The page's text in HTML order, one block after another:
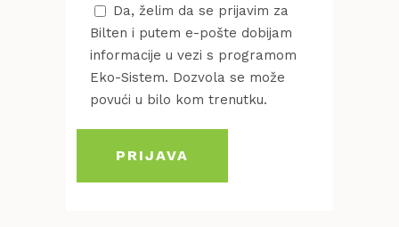
Da, želim da se prijavim za
Bilten i putem e-pošte dobijam
informacije u vezi s programom
Eko-Sistem. Dozvola se može
povući u bilo kom trenutku.